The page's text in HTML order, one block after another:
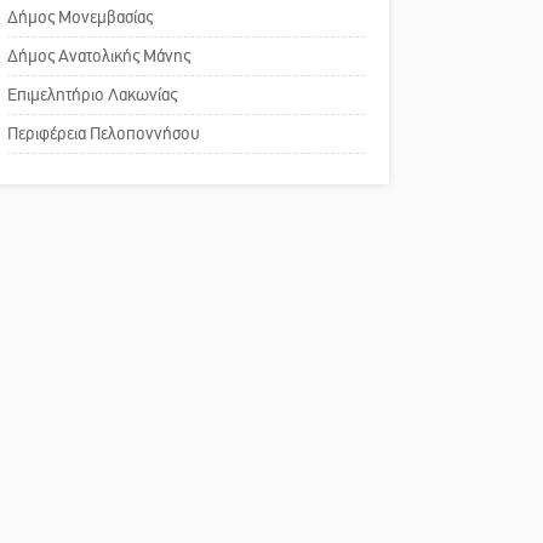
Δάκος: Νέα «όπλα» στην
προστασία της ελιάς
αναισθησίας
Πού βρίσκεται το ιστορικό
κέντρο της Σπάρτης;
Δήμος Μονεμβασίας
Δήμος Ανατολικής Μάνης
Επιμελητήριο Λακωνίας
Περιφέρεια Πελοποννήσου